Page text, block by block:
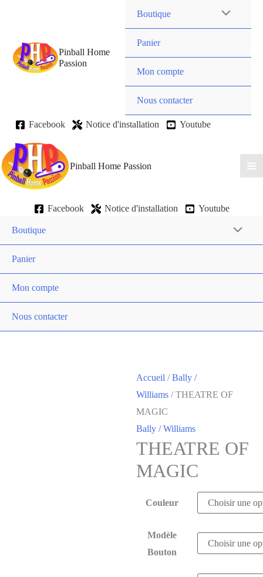
Pinball Home
Passion
Boutique
Panier
Mon compte
Nous contacter
Facebook Notice d'installation Youtube
Pinball Home Passion
Facebook Notice d'installation Youtube
Boutique
Panier
Mon compte
Nous contacter
Accueil /Bally /
Williams / THEATRE OF
MAGIC
Bally / Williams
THEATRE OF
MAGIC
Couleur
Modèle
Bouton